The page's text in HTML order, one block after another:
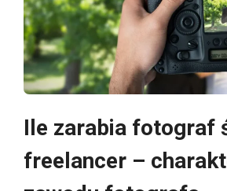
Ile zarabia fotograf
freelancer –